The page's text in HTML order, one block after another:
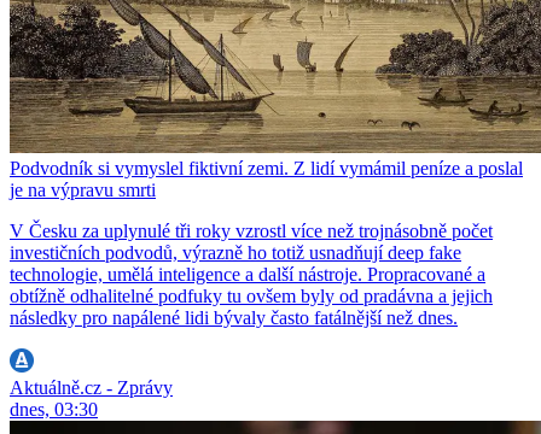
Podvodník si vymyslel fiktivní zemi. Z lidí vymámil peníze a poslal
je na výpravu smrti
V Česku za uplynulé tři roky vzrostl více než trojnásobně počet
investičních podvodů, výrazně ho totiž usnadňují deep fake
technologie, umělá inteligence a další nástroje. Propracované a
obtížně odhalitelné podfuky tu ovšem byly od pradávna a jejich
následky pro napálené lidi bývaly často fatálnější než dnes.
Aktuálně.cz - Zprávy
dnes, 03:30